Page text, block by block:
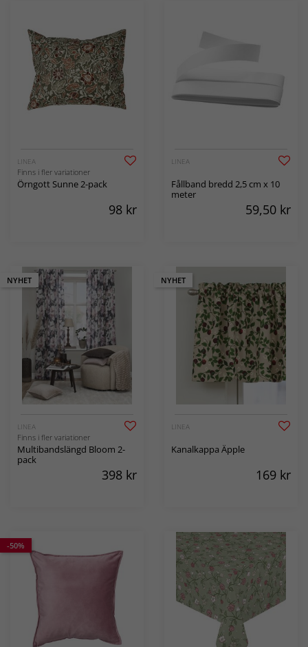
LINEA
Finns i fler variationer
Örngott Sunne 2-pack
98 kr
LINEA
Fållband bredd 2,5 cm x 10
meter
59,50 kr
NYHET
LINEA
Finns i fler variationer
Multibandslängd Bloom 2-
pack
398 kr
NYHET
LINEA
Kanalkappa Äpple
169 kr
-50%